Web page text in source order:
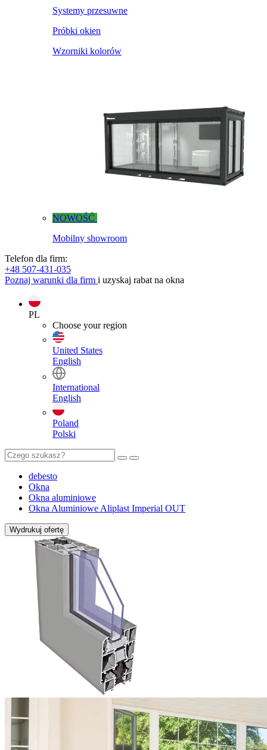
Systemy przesuwne
Próbki okien
Wzorniki kolorów
NOWOŚĆ
Mobilny showroom
Telefon dla firm:
+48 507-431-035
Poznaj warunki dla firm i uzyskaj rabat na okna
PL
Choose your region
United States
English
International
English
Poland
Polski
debesto
Okna
Okna aluminiowe
Okna Aluminiowe Aliplast Imperial OUT
Wydrukuj ofertę